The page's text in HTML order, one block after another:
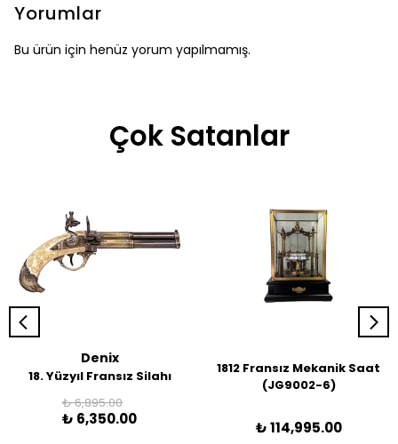
Yorumlar
Bu ürün için henüz yorum yapılmamış.
Çok Satanlar
Denix
18. Yüzyıl Fransız Silahı
₺ 6,895.00
₺ 6,350.00
1812 Fransız Mekanik Saat
(JG9002-6)
₺ 114,995.00